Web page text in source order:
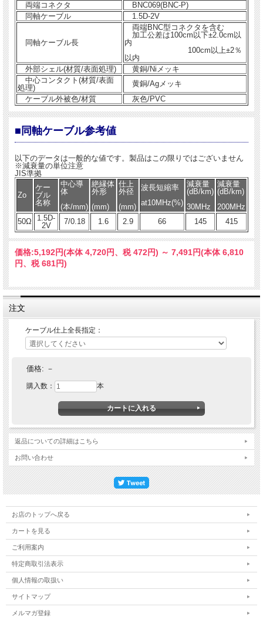
両端コネクタ
BNC069(BNC-P)
同軸ケーブル
1.5D-2V
同軸ケーブル長
両端BNC型コネクタを含む
加工公差は100cm以下±2.0cm以
内
100cm以上±2％
以内
外部シェル(材質/表面処理)
黄銅/Niメッキ
中心コンタクト(材質/表面
処理)
黄銅/Agメッキ
ケーブル外被色/材質
灰色/PVC
■同軸ケーブル参考値
以下のデータは一般的な値です。製品はこの限りではございません
※減衰量の単位注意
JIS準拠
Zo
ケー
ブル
名称
中心導
体
(本/mm)
絶縁体
外形
(mm)
仕上
外径
(mm)
波長短縮率
at10MHz(%)
減衰量
(dB/km)
30MHz
減衰量
(dB/km)
200MHz
50Ω
1.5D-
2V
7/0.18 1.6 2.9 66 145 415
価格:5,192円(本体 4,720円、税 472円) ～ 7,491円(本体 6,810
円、税 681円)
注文
ケーブル仕上全長指定：
価格: －
購入数： 本
返品についての詳細はこちら
お問い合わせ
お店のトップへ戻る
カートを見る
ご利用案内
特定商取引法表示
個人情報の取扱い
サイトマップ
メルマガ登録